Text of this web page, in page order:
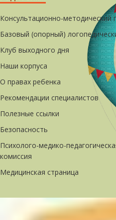
Консультационно-методический
Базовый (опорный)
Клуб выходного дня
Наши корпуса
О правах ребенка
Рекомендации специалистов
Полезные ссылки
Безопасность
Психолого-медико-
комиссия
Медицинская страница